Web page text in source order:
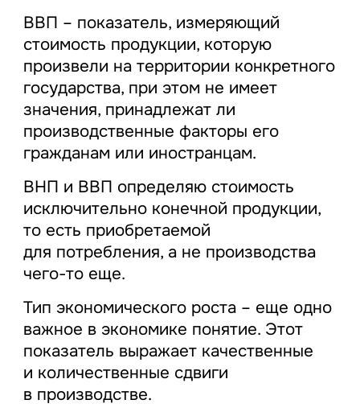
ВВП – показатель, измеряющий
стоимость продукции, которую
произвели на территории конкретного
государства, при этом не имеет
значения, принадлежат ли
производственные факторы его
гражданам или иностранцам.
ВНП и ВВП определяю стоимость
исключительно конечной продукции,
то есть приобретаемой
для потребления, а не производства
чего-то еще.
Тип экономического роста – еще одно
важное в экономике понятие. Этот
показатель выражает качественные
и количественные сдвиги
в производстве.